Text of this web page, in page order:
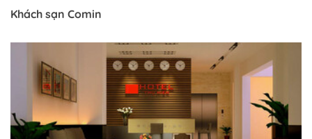
Khách sạn Comin